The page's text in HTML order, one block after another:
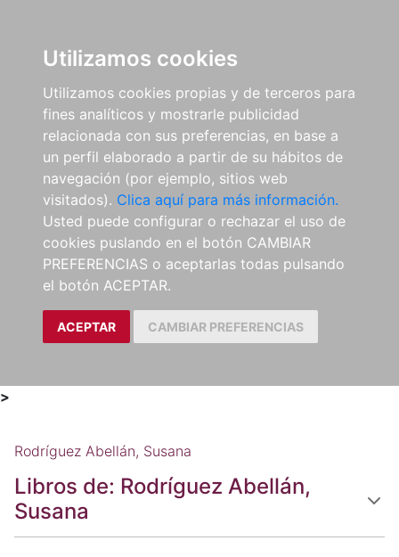
Utilizamos cookies
Utilizamos cookies propias y de terceros para
fines analíticos y mostrarle publicidad
relacionada con sus preferencias, en base a
un perfil elaborado a partir de su hábitos de
navegación (por ejemplo, sitios web
visitados). Clica aquí para más información.
Usted puede configurar o rechazar el uso de
cookies puslando en el botón CAMBIAR
PREFERENCIAS o aceptarlas todas pulsando
el botón ACEPTAR.
ACEPTAR CAMBIAR PREFERENCIAS
>
Rodríguez Abellán, Susana
Libros de: Rodríguez Abellán,
Susana